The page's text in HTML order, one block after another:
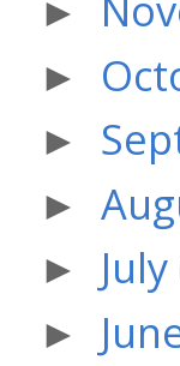
►
►
►
►
► July
►